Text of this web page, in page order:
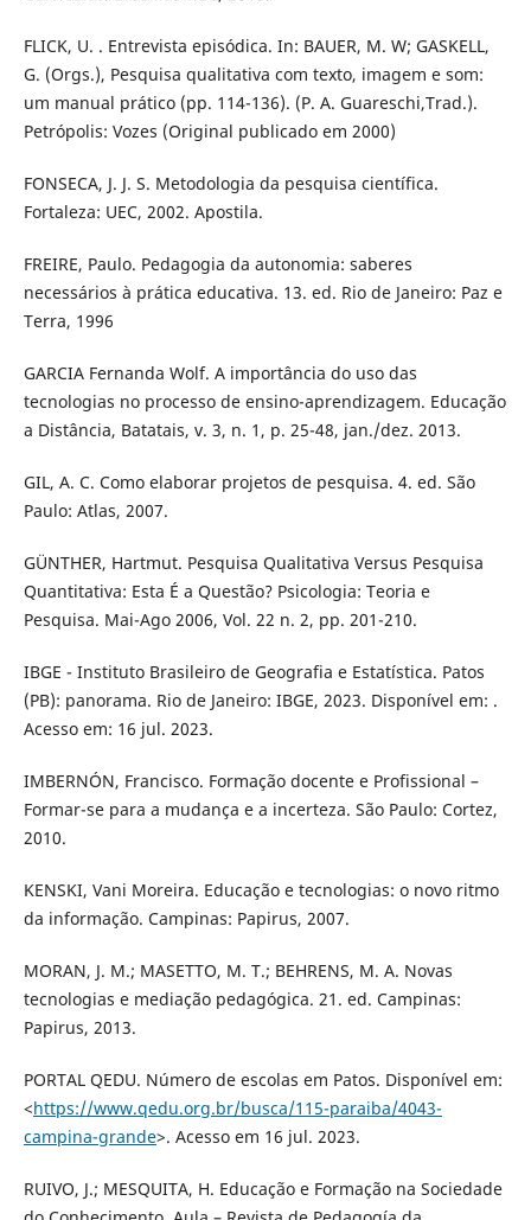
FLICK, U. . Entrevista episódica. In: BAUER, M. W; GASKELL,
G. (Orgs.), Pesquisa qualitativa com texto, imagem e som:
um manual prático (pp. 114-136). (P. A. Guareschi,Trad.).
Petrópolis: Vozes (Original publicado em 2000)
FONSECA, J. J. S. Metodologia da pesquisa científica.
Fortaleza: UEC, 2002. Apostila.
FREIRE, Paulo. Pedagogia da autonomia: saberes
necessários à prática educativa. 13. ed. Rio de Janeiro: Paz e
Terra, 1996
GARCIA Fernanda Wolf. A importância do uso das
tecnologias no processo de ensino-aprendizagem. Educação
a Distância, Batatais, v. 3, n. 1, p. 25-48, jan./dez. 2013.
GIL, A. C. Como elaborar projetos de pesquisa. 4. ed. São
Paulo: Atlas, 2007.
GÜNTHER, Hartmut. Pesquisa Qualitativa Versus Pesquisa
Quantitativa: Esta É a Questão? Psicologia: Teoria e
Pesquisa. Mai-Ago 2006, Vol. 22 n. 2, pp. 201-210.
IBGE - Instituto Brasileiro de Geografia e Estatística. Patos
(PB): panorama. Rio de Janeiro: IBGE, 2023. Disponível em: .
Acesso em: 16 jul. 2023.
IMBERNÓN, Francisco. Formação docente e Profissional –
Formar-se para a mudança e a incerteza. São Paulo: Cortez,
2010.
KENSKI, Vani Moreira. Educação e tecnologias: o novo ritmo
da informação. Campinas: Papirus, 2007.
MORAN, J. M.; MASETTO, M. T.; BEHRENS, M. A. Novas
tecnologias e mediação pedagógica. 21. ed. Campinas:
Papirus, 2013.
PORTAL QEDU. Número de escolas em Patos. Disponível em:
<https://www.qedu.org.br/busca/115-paraiba/4043-
campina-grande>. Acesso em 16 jul. 2023.
RUIVO, J.; MESQUITA, H. Educação e Formação na Sociedade